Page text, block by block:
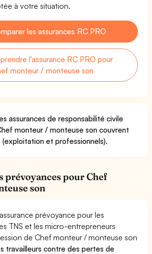
à votre situation.
les assurances RC PRO
l'assurance RC PRO pour
monteur / monteuse son
assurances de responsabilité civile
monteur / monteuse son couvrent
(exploitation et professionnels).
prévoyances pour Chef
son
prévoyance pour les
TNS et les micro-entrepreneurs
de Chef monteur / monteuse son
travailleurs contre des pertes de